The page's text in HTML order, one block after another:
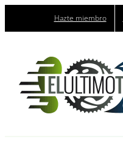
Hazte miembro